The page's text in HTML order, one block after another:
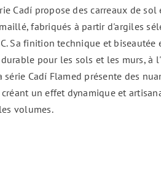
Cadí propose des carreaux de sol
fabriqués à partir d'argiles
Sa finition technique et biseautée
pour les sols et les murs, à
série Cadí Flamed présente des
un effet dynamique et
volumes.